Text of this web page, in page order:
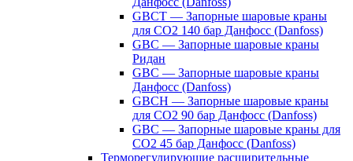
GBCT — Запорные шаровые краны
для CO2 140 бар Данфосс (Danfoss)
GBC — Запорные шаровые краны
Ридан
GBC — Запорные шаровые краны
Данфосс (Danfoss)
GBCH — Запорные шаровые краны
для CO2 90 бар Данфосс (Danfoss)
GBC — Запорные шаровые краны для
CO2 45 бар Данфосс (Danfoss)
Терморегулирующие расширительные